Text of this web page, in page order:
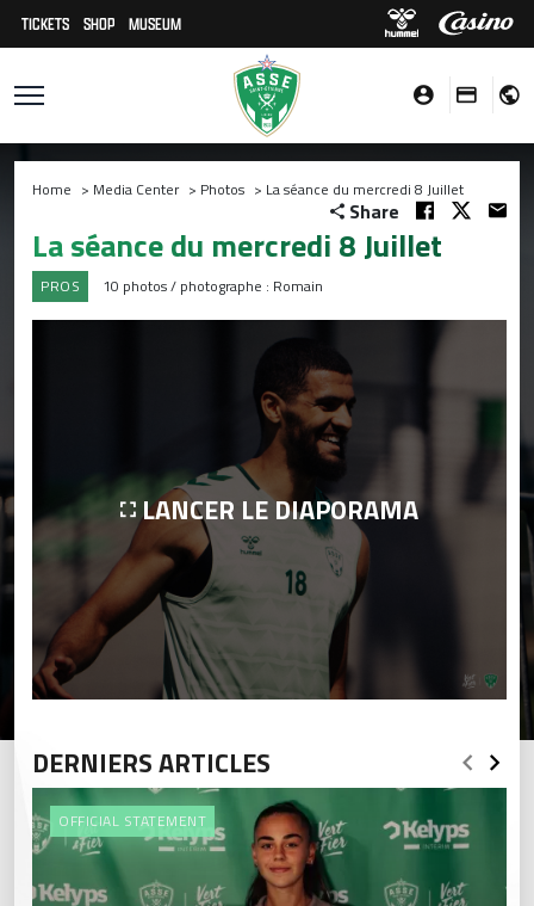
TICKETS SHOP MUSEUM
Home > Media Center > Photos > La séance du mercredi 8 Juillet
Share
La séance du mercredi 8 Juillet
PROS 10 photos / photographe : Romain
LANCER LE DIAPORAMA
DERNIERS ARTICLES
OFFICIAL STATEMENT